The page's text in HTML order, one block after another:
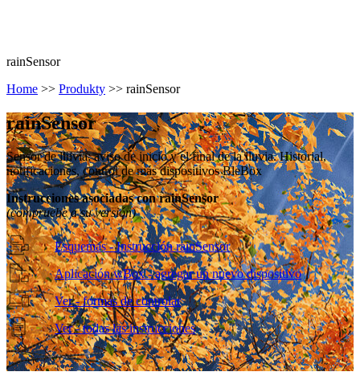
rainSensor
Home >> Produkty >> rainSensor
rainSensor
Sensor de lluvia: aviso de inicio y el final de la lluvia. Historial,
notificaciones, control de más dispositivos BleBox
Instrucciones asociadas con rainSensor
(compruebe a su versión)
Esquemas - Instrucción rainSensor
Aplicación wBox - agregar un nuevo dispositivo
Ver - formas de controlar
Ver - todas las instrucciones